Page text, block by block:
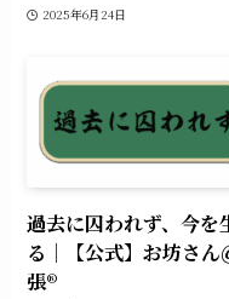
2025年6月24日
過去に囚われず、今を
る｜【公式】お坊さん
張®︎